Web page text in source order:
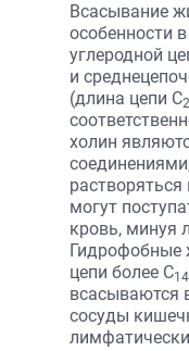
Всасывание
особенности
углеродной
и
(длина цепи С2
холин
растворяться
могут
кровь, минуя
Гидрофобные
цепи более С14
всасываются
сосуды